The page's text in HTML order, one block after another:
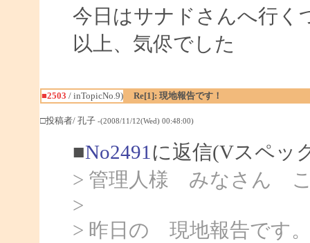
今日はサナドさんへ行く
以上、気侭でした
■2503 / inTopicNo.9) Re[1]: 現地報告です！
□投稿者/ 孔子 -(2008/11/12(Wed) 00:48:00)
■No2491 に返信(Vスペッ
> 管理人様 みなさん
>
> 昨日の 現地報告です